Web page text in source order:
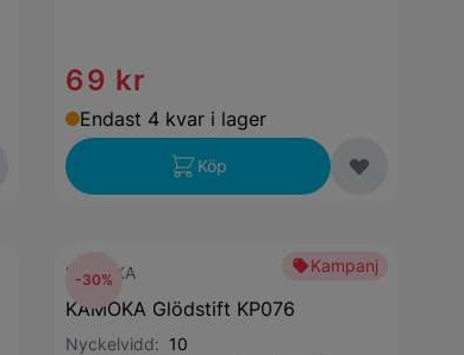
69 kr
Endast 4 kvar i lager
Köp
Kampanj
KAMOKA
KAMOKA Glödstift KP076
Nyckelvidd: 10
-30%